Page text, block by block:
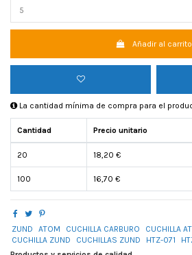
Añadir al carrito
La cantidad mínima de compra para el
Cantidad Precio unitario
20 18,20 €
100 16,70 €
ZUND ATOM CUCHILLA CARBURO CUCHILLA
CUCHILLA ZUND
CUCHILLAS ZUND HTZ-071